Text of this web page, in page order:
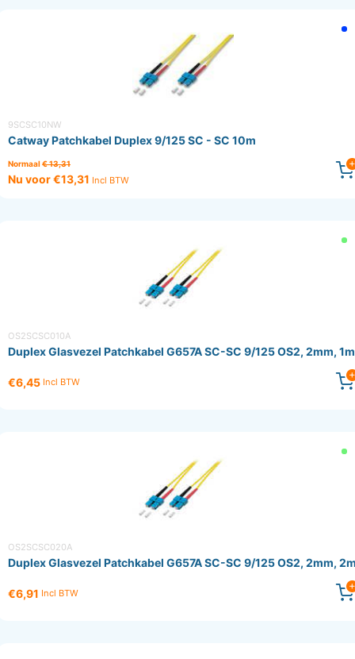
9SCSC10NW
Catway Patchkabel Duplex 9/125 SC - SC 10m
Normaal € 13,31
Nu voor €13,31 Incl BTW
OS2SCSC010A
Duplex Glasvezel Patchkabel G657A SC-SC 9/125 OS2, 2mm, 1m
€6,45 Incl BTW
OS2SCSC020A
Duplex Glasvezel Patchkabel G657A SC-SC 9/125 OS2, 2mm,
€6,91 Incl BTW